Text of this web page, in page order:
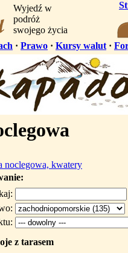
Wyjedź w
podróż
swojego życia
· Prawo · Kursy walut ·
noclegowa, kwatery
z tarasem